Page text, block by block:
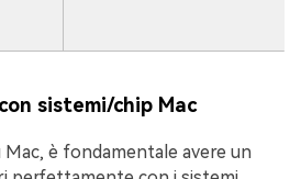
sistemi/chip Mac
Mac, è fondamentale avere un